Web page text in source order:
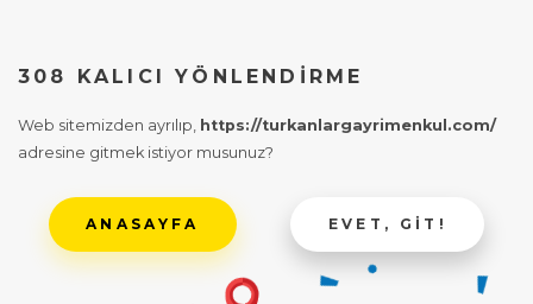
308 KALICI YÖNLENDIRME
Web sitemizden ayrılıp, https://turkanlargayrimenkul.com/
adresine gitmek istiyor musunuz?
ANASAYFA EVET, GIT!